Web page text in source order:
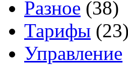
Разное (38)
Тарифы (23)
Управление